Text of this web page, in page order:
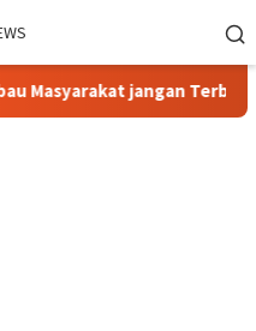
jangan Terburu-